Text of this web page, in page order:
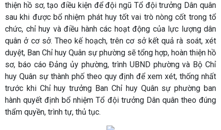
thiện hồ sơ, tạo điều kiện để đội ngũ Tổ đội trưởng Dân quân
sau khi được bổ nhiệm phát huy tốt vai trò nòng cốt trong tổ
chức, chỉ huy và điều hành các hoạt động của lực lượng dân
quân ở cơ sở. Theo kế hoạch, trên cơ sở kết quả rà soát, xét
duyệt, Ban Chỉ huy Quân sự phường sẽ tổng hợp, hoàn thiện hồ
sơ, báo cáo Đảng ủy phường, trình UBND phường và Bộ Chỉ
huy Quân sự thành phố theo quy định để xem xét, thống nhất
trước khi Chỉ huy trưởng Ban Chỉ huy Quân sự phường ban
hành quyết định bổ nhiệm Tổ đội trưởng Dân quân theo đúng
thẩm quyền, trình tự, thủ tục.